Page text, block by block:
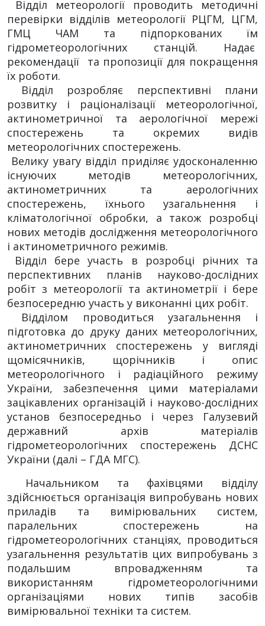
Відділ метеорології проводить методичні
перевірки відділів метеорології РЦГМ, ЦГМ,
ГМЦ ЧАМ та підпоркованих їм
гідрометеорологічних станцій. Надає
рекомендації та пропозиції для покращення
їх роботи.
Відділ розробляє перспективні плани
розвитку і раціоналізації метеорологічної,
актинометричної та аерологічної мережі
спостережень та окремих видів
метеорологічних спостережень.
Велику увагу відділ приділяє удосконаленню
існуючих методів метеорологічних,
актинометричних та аерологічних
спостережень, їхнього узагальнення і
кліматологічної обробки, а також розробці
нових методів дослідження метеорологічного
і актинометричного режимів.
Відділ бере участь в розробці річних та
перспективних планів науково-дослідних
робіт з метеорології та актинометрії і бере
безпосередню участь у виконанні цих робіт.
Відділом проводиться узагальнення і
підготовка до друку даних метеорологічних,
актинометричних спостережень у вигляді
щомісячників, щорічників і опис
метеорологічного і радіаційного режиму
України, забезпечення цими матеріалами
зацікавлених організацій і науково-дослідних
установ безпосередньо і через Галузевий
державний архів матеріалів
гідрометеорологічних спостережень ДСНС
України (далі – ГДА МГС).
Начальником та фахівцями відділу
здійснюється організація випробувань нових
приладів та вимірювальних систем,
паралельних спостережень на
гідрометеорологічних станціях, проводиться
узагальнення результатів цих випробувань з
подальшим впровадженням та
використанням гідрометеорологічними
організаціями нових типів засобів
вимірювальної техніки та систем.